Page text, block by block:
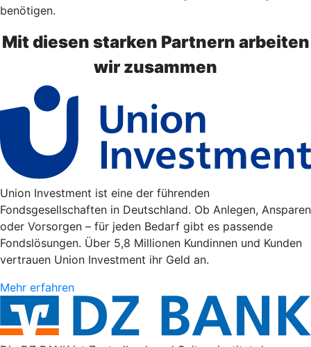
benötigen.
Mit diesen starken Partnern arbeiten
wir zusammen
Union Investment ist eine der führenden
Fondsgesellschaften in Deutschland. Ob Anlegen, Ansparen
oder Vorsorgen – für jeden Bedarf gibt es passende
Fondslösungen. Über 5,8 Millionen Kundinnen und Kunden
vertrauen Union Investment ihr Geld an.
Mehr erfahren